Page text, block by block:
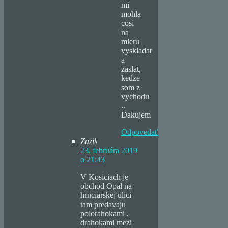
mi
mohla
cosi
na
mieru
vyskladat
a
zaslat,
kedze
som z
vychodu
..
Dakujem
Odpovedať
Zuzik
23. februára 2019
o 21:43
V Kosiciach je
obchod Opal na
hrnciarskej ulici
tam predavaju
polorahokami ,
drahokami mezi